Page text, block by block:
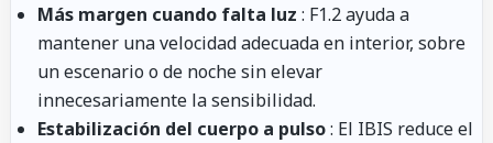
Más margen cuando falta luz : F1.2 ayuda a
mantener una velocidad adecuada en interior, sobre
un escenario o de noche sin elevar
innecesariamente la sensibilidad.
Estabilización del cuerpo a pulso: El IBIS reduce el